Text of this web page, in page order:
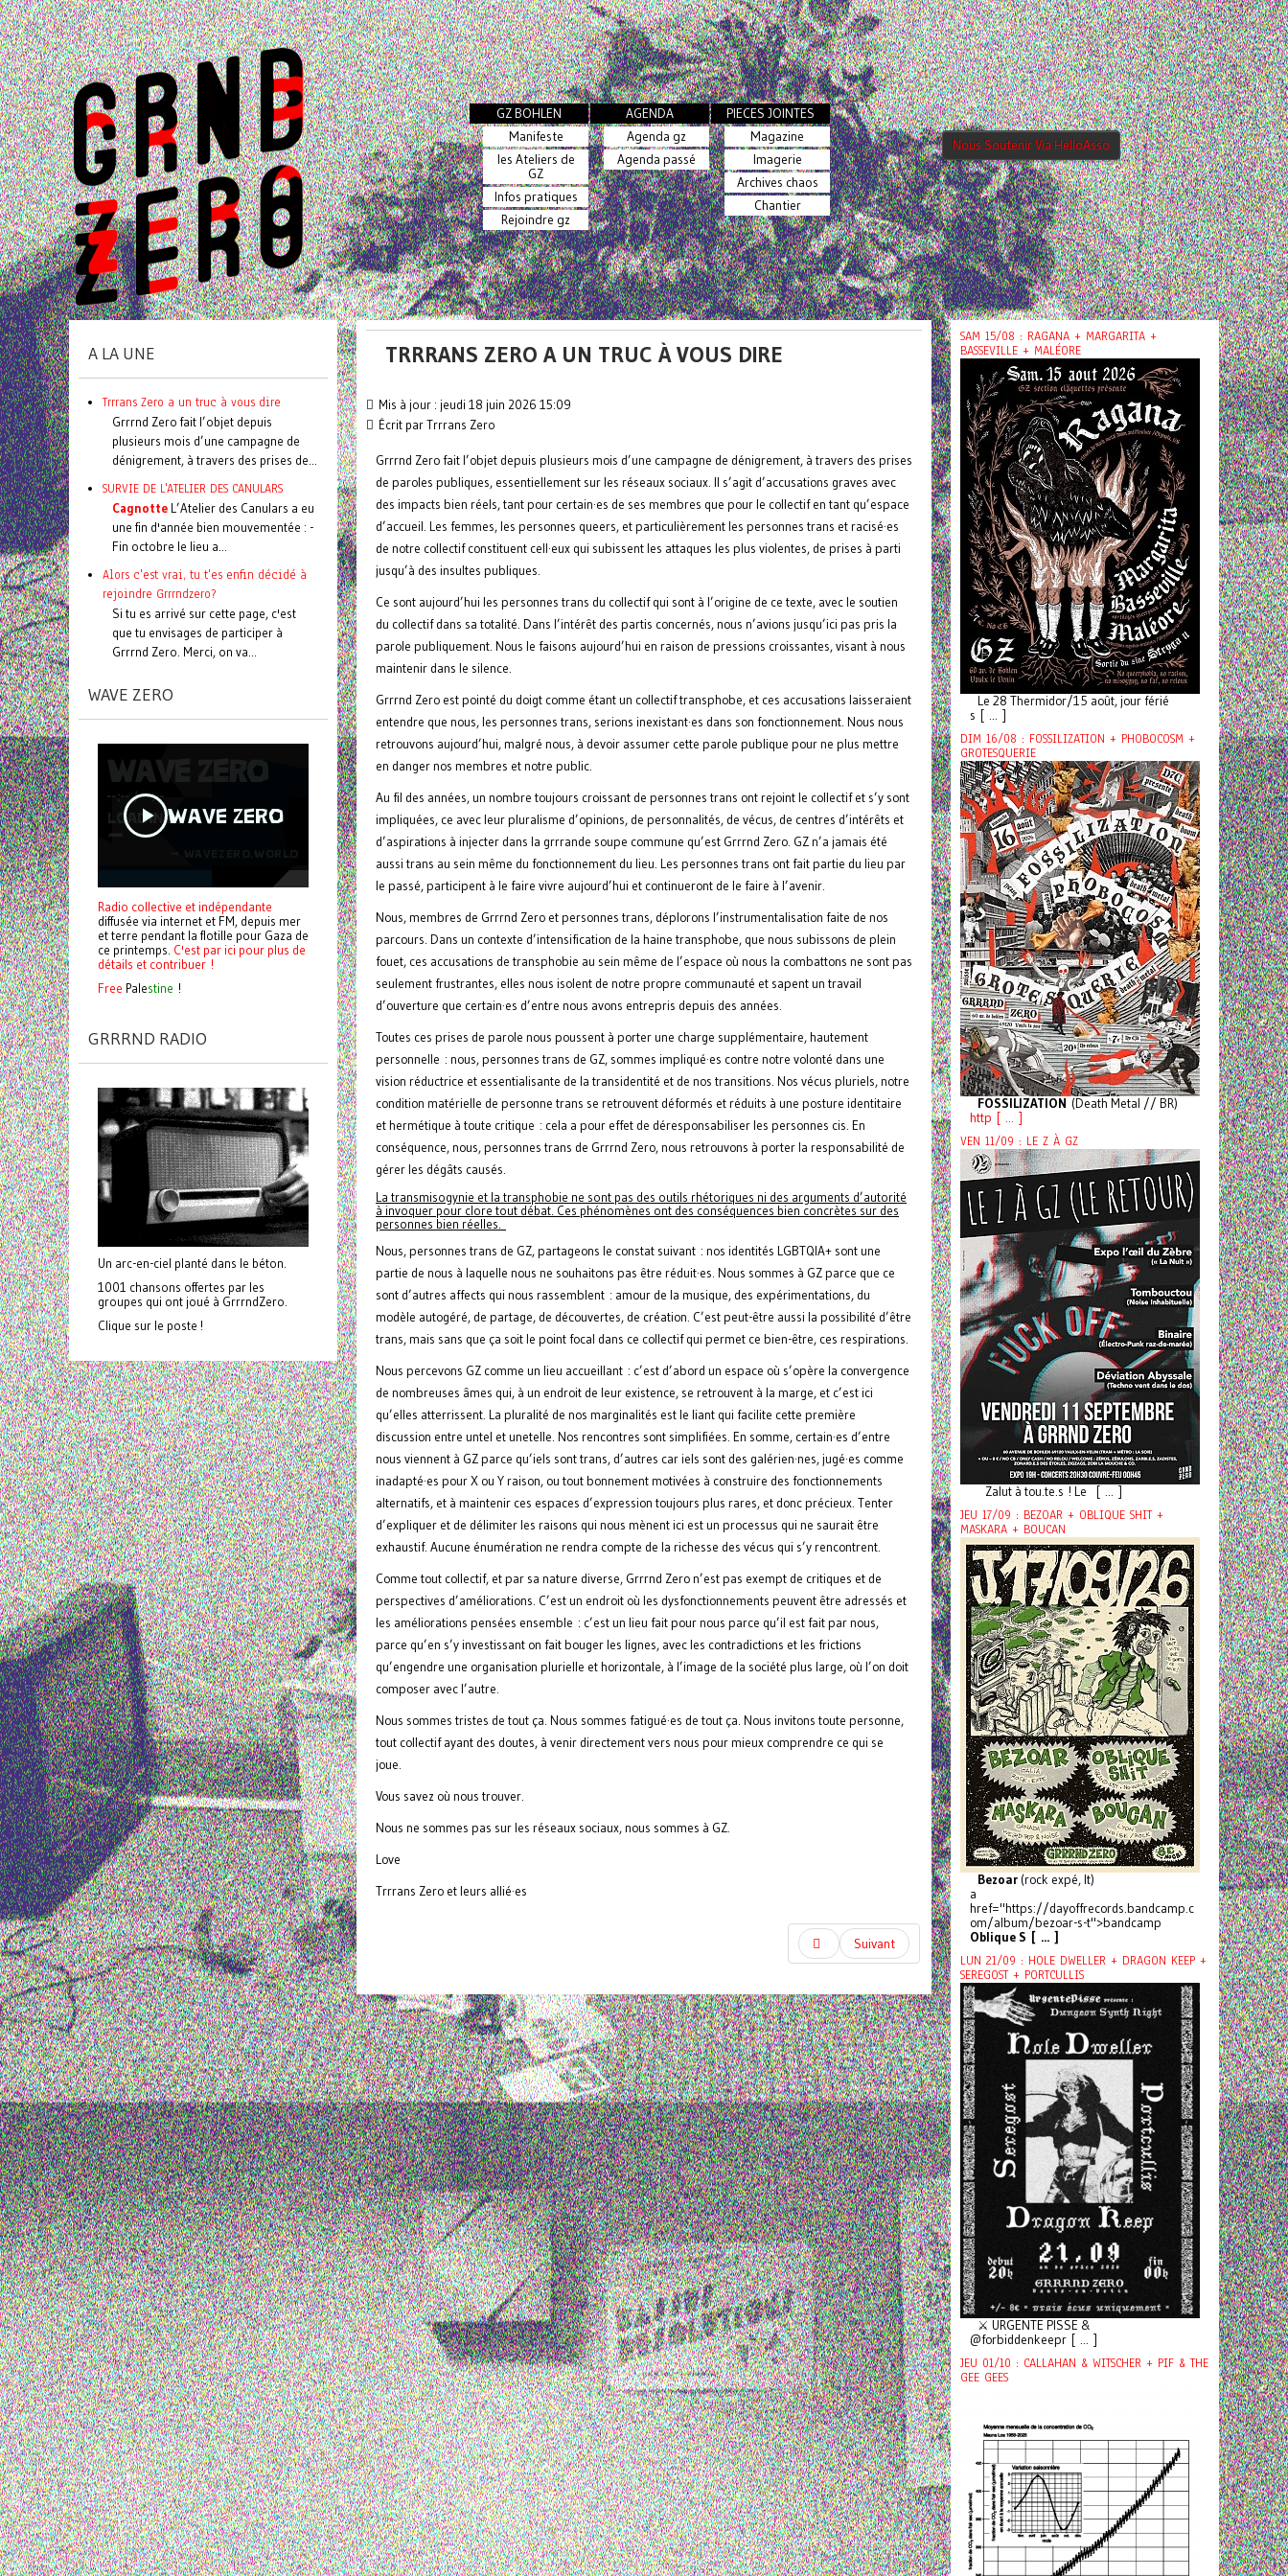
GZ BOHLEN
Manifeste
les Ateliers de
GZ
Infos pratiques
Rejoindre gz
AGENDA
Agenda gz
Agenda passé
PIECES JOINTES
Magazine
Imagerie
Archives chaos
Chantier
Nous Soutenir Via HelloAsso
TRRRANS ZERO A UN TRUC À VOUS DIRE
Mis à jour : jeudi 18 juin 2026 15:09
Écrit parTrrrans Zero
Grrrnd Zero fait l’objet depuis plusieurs mois d’une campagne de dénigrement, à travers des prises
de paroles publiques, essentiellement sur les réseaux sociaux. Il s’agit d’accusations graves avec
des impacts bien réels, tant pour certain·es de ses membres que pour le collectif en tant qu’espace
d’accueil. Les femmes, les personnes queers, et particulièrement les personnes trans et racisé·es
de notre collectif constituent cell·eux qui subissent les attaques les plus violentes, de prises à parti
jusqu’à des insultes publiques.
Ce sont aujourd’hui les personnes trans du collectif qui sont à l’origine de ce texte, avec le soutien
du collectif dans sa totalité. Dans l’intérêt des partis concernés, nous n’avions jusqu’ici pas pris la
parole publiquement. Nous le faisons aujourd’hui en raison de pressions croissantes, visant à nous
maintenir dans le silence.
Grrrnd Zero est pointé du doigt comme étant un collectif transphobe, et ces accusations laisseraient
entendre que nous, les personnes trans, serions inexistant·es dans son fonctionnement. Nous nous
retrouvons aujourd’hui, malgré nous, à devoir assumer cette parole publique pour ne plus mettre
en danger nos membres et notre public.
Au fil des années, un nombre toujours croissant de personnes trans ont rejoint le collectif et s’y sont
impliquées, ce avec leur pluralisme d’opinions, de personnalités, de vécus, de centres d’intérêts et
d’aspirations à injecter dans la grrrande soupe commune qu’est Grrrnd Zero. GZ n’a jamais été
aussi trans au sein même du fonctionnement du lieu. Les personnes trans ont fait partie du lieu par
le passé, participent à le faire vivre aujourd’hui et continueront de le faire à l’avenir.
Nous, membres de Grrrnd Zero et personnes trans, déplorons l’instrumentalisation faite de nos
parcours. Dans un contexte d’intensification de la haine transphobe, que nous subissons de plein
fouet, ces accusations de transphobie au sein même de l’espace où nous la combattons ne sont pas
seulement frustrantes, elles nous isolent de notre propre communauté et sapent un travail
d’ouverture que certain·es d’entre nous avons entrepris depuis des années.
Toutes ces prises de parole nous poussent à porter une charge supplémentaire, hautement
personnelle : nous, personnes trans de GZ, sommes impliqué·es contre notre volonté dans une
vision réductrice et essentialisante de la transidentité et de nos transitions. Nos vécus pluriels, notre
condition matérielle de personne trans se retrouvent déformés et réduits à une posture identitaire
et hermétique à toute critique : cela a pour effet de déresponsabiliser les personnes cis. En
conséquence, nous, personnes trans de Grrrnd Zero, nous retrouvons à porter la responsabilité de
gérer les dégâts causés.
La transmisogynie et la transphobie ne sont pas des outils rhétoriques ni des arguments d’autorité
à invoquer pour clore tout débat. Ces phénomènes ont des conséquences bien concrètes sur des
personnes bien réelles.
Nous, personnes trans de GZ, partageons le constat suivant : nos identités LGBTQIA+ sont une
partie de nous à laquelle nous ne souhaitons pas être réduit·es. Nous sommes à GZ parce que ce
sont d’autres affects qui nous rassemblent : amour de la musique, des expérimentations, du
modèle autogéré, de partage, de découvertes, de création. C’est peut-être aussi la possibilité d’être
trans, mais sans que ça soit le point focal dans ce collectif qui permet ce bien-être, ces respirations.
Nous percevons GZ comme un lieu accueillant : c’est d’abord un espace où s’opère la convergence
de nombreuses âmes qui, à un endroit de leur existence, se retrouvent à la marge, et c’est ici
qu’elles atterrissent. La pluralité de nos marginalités est le liant qui facilite cette première
discussion entre untel et unetelle. Nos rencontres sont simplifiées. En somme, certain·es d’entre
nous viennent à GZ parce qu’iels sont trans, d’autres car iels sont des galérien·nes, jugé·es comme
inadapté·es pour X ou Y raison, ou tout bonnement motivées à construire des fonctionnements
alternatifs, et à maintenir ces espaces d’expression toujours plus rares, et donc précieux. Tenter
d’expliquer et de délimiter les raisons qui nous mènent ici est un processus qui ne saurait être
exhaustif. Aucune énumération ne rendra compte de la richesse des vécus qui s’y rencontrent.
Comme tout collectif, et par sa nature diverse, Grrrnd Zero n’est pas exempt de critiques et de
perspectives d’améliorations. C’est un endroit où les dysfonctionnements peuvent être adressés et
les améliorations pensées ensemble : c’est un lieu fait pour nous parce qu’il est fait par nous,
parce qu’en s’y investissant on fait bouger les lignes, avec les contradictions et les frictions
qu’engendre une organisation plurielle et horizontale, à l’image de la société plus large, où l’on doit
composer avec l’autre.
Nous sommes tristes de tout ça. Nous sommes fatigué·es de tout ça. Nous invitons toute personne,
tout collectif ayant des doutes, à venir directement vers nous pour mieux comprendre ce qui se
joue.
Vous savez où nous trouver.
Nous ne sommes pas sur les réseaux sociaux, nous sommes à GZ.
Love
Trrrans Zero et leurs allié·es
Suivant
A LA UNE
Trrrans Zero a un truc à vous dire
Grrrnd Zero fait l’objet depuis
plusieurs mois d’une campagne de
dénigrement, à travers des prises de...
SURVIE DE L'ATELIER DES CANULARS
Cagnotte L’Atelier des Canulars a eu
une fin d'année bien mouvementée : -
Fin octobre le lieu a...
Alors c'est vrai, tu t'es enfin décidé à
rejoindre Grrrndzero?
Si tu es arrivé sur cette page, c'est
que tu envisages de participer à
Grrrnd Zero. Merci, on va...
WAVE ZERO
Radio collective et indépendante
diffusée via internet et FM, depuis mer
et terre pendant la flotille pour Gaza de
ce printemps. C'est par ici pour plus de
détails et contribuer !
Free Palestine !
GRRRND RADIO
Un arc-en-ciel planté dans le béton.
1001 chansons offertes par les
groupes qui ont joué à GrrrndZero.
Clique sur le poste !
SAM 15/08 : RAGANA + MARGARITA +
BASSEVILLE + MALÉORE
Le 28 Thermidor/15 août, jour férié
s [ ... ]
DIM 16/08 : FOSSILIZATION + PHOBOCOSM +
GROTESQUERIE
FOSSILIZATION (Death Metal // BR)
http [ ... ]
VEN 11/09 : LE Z À GZ
Zalut à tou.te.s ! Le [ ... ]
JEU 17/09 : BEZOAR + OBLIQUE SHIT +
MASKARA + BOUCAN
Bezoar (rock expé, It)
a
href="https://dayoffrecords.bandcamp.c
om/album/bezoar-s-t">bandcamp
Oblique S [ ... ]
LUN 21/09 : HOLE DWELLER + DRAGON KEEP +
SEREGOST + PORTCULLIS
⚔️ URGENTE PISSE &
@forbiddenkeepr [ ... ]
JEU 01/10 : CALLAHAN & WITSCHER + PIF & THE
GEE GEES